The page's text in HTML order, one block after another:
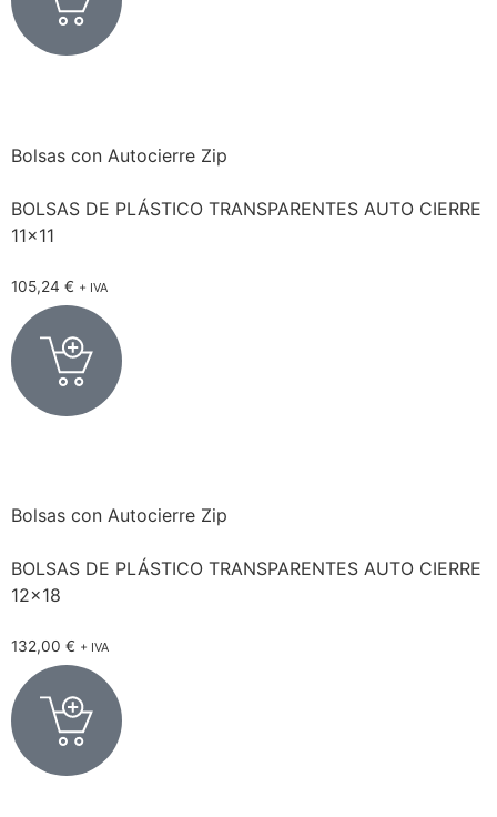
Bolsas con Autocierre Zip
BOLSAS DE PLÁSTICO TRANSPARENTES AUTO CIERRE
11×11
105,24 € + IVA
Bolsas con Autocierre Zip
BOLSAS DE PLÁSTICO TRANSPARENTES AUTO CIERRE
12×18
132,00 € + IVA